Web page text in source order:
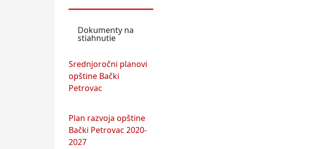
Dokumenty na
stiahnutie
Srednjoročni planovi
opštine Bački
Petrovac
Plan razvoja opštine
Bački Petrovac 2020-
2027